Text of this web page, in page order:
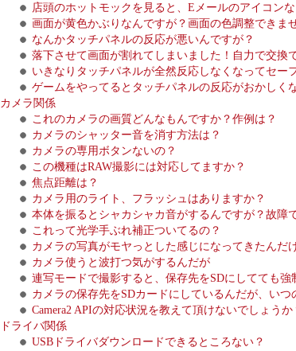
店頭のホットモックを見ると、Eメールのアイコン
画面が黄色かぶりなんですが？画面の色調整できま
なんかタッチパネルの反応が悪いんですが？
落下させて画面が割れてしまいました！自力で交換
いきなりタッチパネルが全然反応しなくなってセー
ゲームをやってるとタッチパネルの反応がおかしく
カメラ関係
これのカメラの画質どんなもんですか？作例は？
カメラのシャッター音を消す方法は？
カメラの専用ボタンないの？
この機種はRAW撮影には対応してますか？
焦点距離は？
カメラ用のライト、フラッシュはありますか？
本体を振るとシャカシャカ音がするんですが？故障
これって光学手ぶれ補正ついてるの？
カメラの写真がモヤっとした感じになってきたんだ
カメラ使うと波打つ気がするんだが
連写モードで撮影すると、保存先をSDにしてても
カメラの保存先をSDカードにしているんだが、い
Camera2 APIの対応状況を教えて頂けないでしょうか
ドライバ関係
USBドライバダウンロードできるところない？